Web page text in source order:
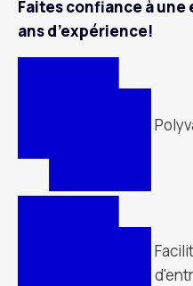
Faites confiance à
ans d’expérience!